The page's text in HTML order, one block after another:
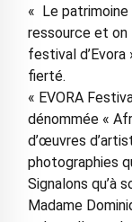
« Le patrimoine
ressource et on
festival
fierté.
« EVORA
dénommée «
d’œuvres
photographies
Signalons qu’à
Madame